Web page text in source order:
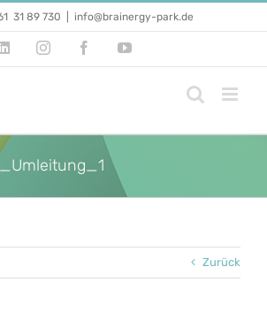
31 89 730 info@brainergy-park.de
LinkedInInstagramFacebookYouTube
Zurück